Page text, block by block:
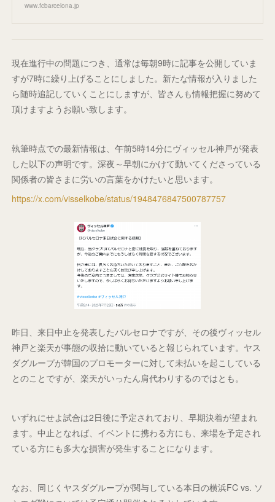
www.fcbarcelona.jp
現在進行中の問題につき、通常は毎朝9時に記事を公開していま
すが7時に繰り上げることにしました。新たな情報が入りました
ら随時追記していくことにしますが、皆さんも情報把握に努めて
頂けますようお願い致します。
執筆時点での最新情報は、午前5時14分にヴィッセル神戸が発表
した以下の声明です。深夜～早朝にかけて動いてくださっている
関係者の皆さまに労いの言葉をかけたいと思います。
https://x.com/visselkobe/status/1948476847500787757
昨日、来日中止を発表したバルセロナですが、その後ヴィッセル
神戸と楽天が事態の収拾に動いていると報じられています。ヤス
ダグループが韓国のプロモーターに対して未払いを起こしている
とのことですが、楽天がいったん肩代わりするのではとも。
いずれにせよ試合は2日後に予定されており、早期決着が望まれ
ます。中止となれば、イベントに携わる方にも、来場を予定され
ている方にも多大な損害が発生することになります。
なお、同じくヤスダグループが関与している本日の横浜FC vs. ソ